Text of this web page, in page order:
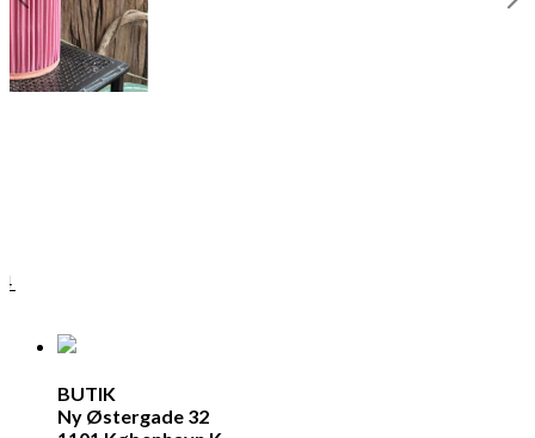
BUTIK
Ny Østergade 32